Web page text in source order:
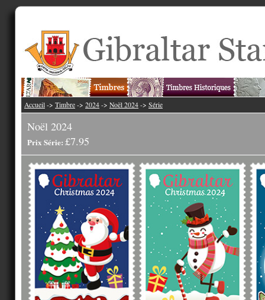
Accueil -> Timbre -> 2024 -> Noël 2024 -> Série
Noël 2024
Prix Série: £7.95